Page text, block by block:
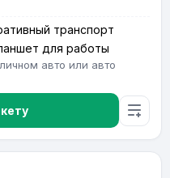
транспорт
для работы
авто или авто